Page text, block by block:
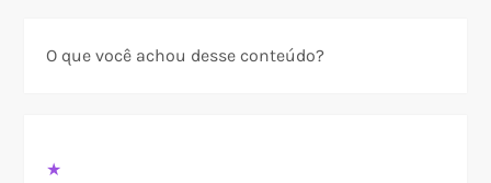
O que você achou desse conteúdo?
★